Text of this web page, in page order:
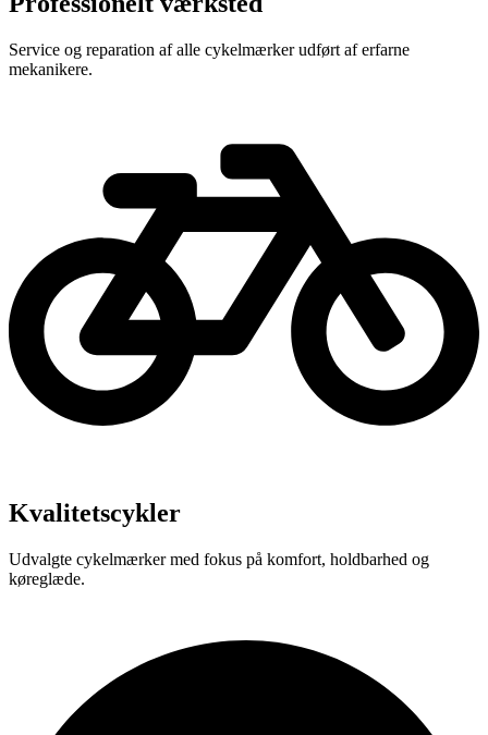
Service og reparation af alle cykelmærker udført af erfarne
mekanikere.
Kvalitetscykler
Udvalgte cykelmærker med fokus på komfort, holdbarhed og
køreglæde.